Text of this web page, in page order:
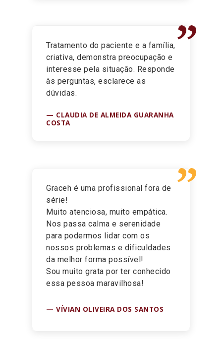
”
Tratamento do paciente e a família,
criativa, demonstra preocupação e
interesse pela situação. Responde
às perguntas, esclarece as
dúvidas.
CLAUDIA DE ALMEIDA GUARANHA
COSTA
”
Graceh é uma profissional fora de
série!
Muito atenciosa, muito empática.
Nos passa calma e serenidade
para podermos lidar com os
nossos problemas e dificuldades
da melhor forma possível!
Sou muito grata por ter conhecido
essa pessoa maravilhosa!
VÍVIAN OLIVEIRA DOS SANTOS